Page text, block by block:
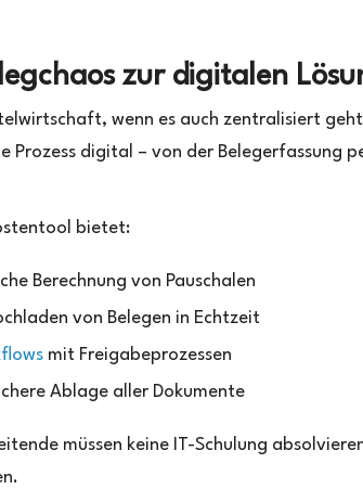
zur digitalen
wenn es auch zentralisiert
Prozess digital – von der Belegerfassung
bietet:
Berechnung von Pauschalen
von Belegen in Echtzeit
mit Freigabeprozessen
Ablage aller Dokumente
müssen keine IT-Schulung